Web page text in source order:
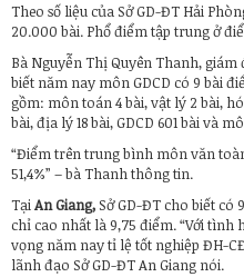
Theo số liệu của Sở GD-ĐT Hải
20.000 bài. Phổ điểm tập trung ở
Bà Nguyễn Thị Quyên Thanh,
biết năm nay môn GDCD có 9 bài
gồm: môn toán 4 bài, vật lý 2 bài,
bài, địa lý 18 bài, GDCD 601 bài và
“Điểm trên trung bình môn văn
51,4%” – bà Thanh thông tin.
TạiAn Giang,Sở GD-ĐT cho biết có
chỉ cao nhất là 9,75 điểm. “Với
vọng năm nay tỉ lệ tốt nghiệp ĐH-
lãnh đạo Sở GD-ĐT An Giang nói.